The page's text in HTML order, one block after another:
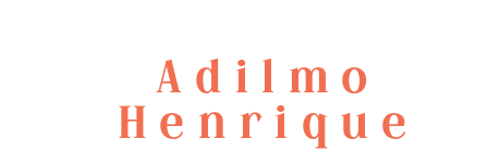
Adilmo
Henrique